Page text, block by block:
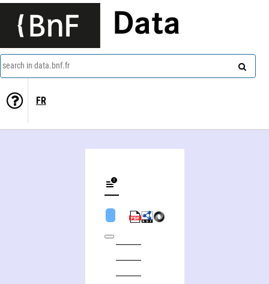
Data
search in data.bnf.fr
FR